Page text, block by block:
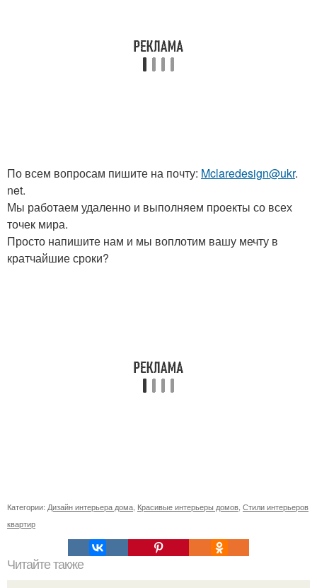
По всем вопросам пишите на почту: Mclaredesign@ukr.
net.
Мы работаем удаленно и выполняем проекты со всех
точек мира.
Просто напишите нам и мы воплотим вашу мечту в
кратчайшие сроки?
Категории: Дизайн интерьера дома Красивые интерьеры домов Стили интерьеров
квартир
Читайте также